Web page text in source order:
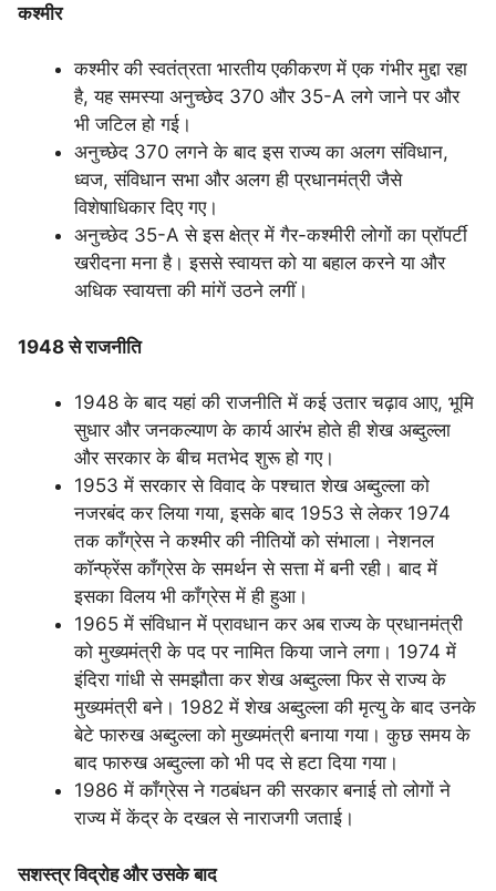
कश्मीर
कश्मीर की स्वतंत्रता भारतीय एकीकरण में एक गंभीर मुद्दा रहा
है, यह समस्या अनुच्छेद 370 और 35-A लगे जाने पर और
भी जटिल हो गई।
अनुच्छेद 370 लगने के बाद इस राज्य का अलग संविधान,
ध्वज, संविधान सभा और अलग ही प्रधानमंत्री जैसे
विशेषाधिकार दिए गए।
अनुच्छेद 35-A से इस क्षेत्र में गैर-कश्मीरी लोगों का प्रॉपर्टी
खरीदना मना है। इससे स्वायत्त को या बहाल करने या और
अधिक स्वायत्ता की मांगें उठने लगीं।
1948 से राजनीति
1948 के बाद यहां की राजनीति में कई उतार चढ़ाव आए, भूमि
सुधार और जनकल्याण के कार्य आरंभ होते ही शेख अब्दुल्ला
और सरकार के बीच मतभेद शुरू हो गए।
1953 में सरकार से विवाद के पश्चात शेख अब्दुल्ला को
नजरबंद कर लिया गया, इसके बाद 1953 से लेकर 1974
तक काँग्रेस ने कश्मीर की नीतियों को संभाला। नेशनल
कॉन्फ्रेंस काँग्रेस के समर्थन से सत्ता में बनी रही। बाद में
इसका विलय भी काँग्रेस में ही हुआ।
1965 में संविधान में प्रावधान कर अब राज्य के प्रधानमंत्री
को मुख्यमंत्री के पद पर नामित किया जाने लगा। 1974 में
इंदिरा गांधी से समझौता कर शेख अब्दुल्ला फिर से राज्य के
मुख्यमंत्री बने। 1982 में शेख अब्दुल्ला की मृत्यु के बाद उनके
बेटे फारुख अब्दुल्ला को मुख्यमंत्री बनाया गया। कुछ समय के
बाद फारुख अब्दुल्ला को भी पद से हटा दिया गया।
1986 में काँग्रेस ने गठबंधन की सरकार बनाई तो लोगों ने
राज्य में केंद्र के दखल से नाराजगी जताई।
सशस्त्र विद्रोह और उसके बाद